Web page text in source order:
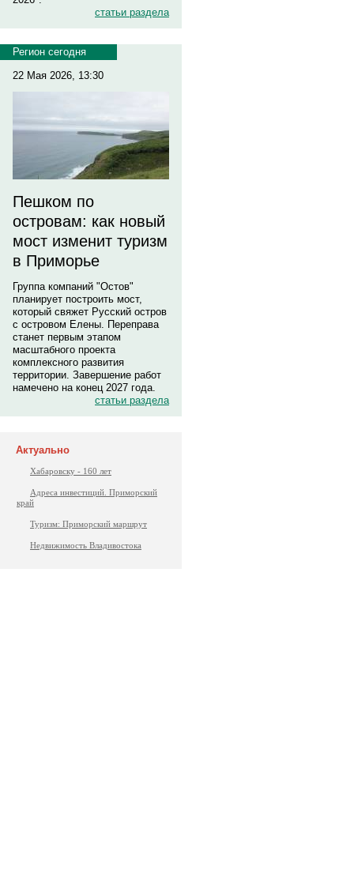
статьи раздела
Регион сегодня
22 Мая 2026, 13:30
Пешком по
островам: как новый
мост изменит туризм
в Приморье
Группа компаний "Остов"
планирует построить мост,
который свяжет Русский остров
с островом Елены. Переправа
станет первым этапом
масштабного проекта
комплексного развития
территории. Завершение работ
намечено на конец 2027 года.
статьи раздела
Актуально
Хабаровску - 160 лет
Адреса инвестиций. Приморский
край
Туризм: Приморский маршрут
Недвижимость Владивостока